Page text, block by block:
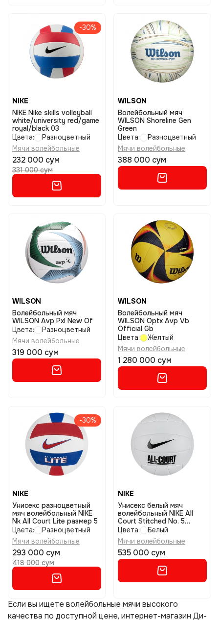
-30%
NIKE
NIKE Nike skills volleyball
white/university red/game
royal/black 03
Цвета:
Разноцветный
Мячи волейбольные
232 000 сум
331 000 сум
WILSON
Волейбольный мяч
WILSON Shoreline Gen
Green
Цвета:
Разноцветный
Мячи волейбольные
388 000 сум
WILSON
Волейбольный мяч
WILSON Avp Pxl New Of
Цвета:
Разноцветный
Мячи волейбольные
319 000 сум
WILSON
Волейбольный мяч
WILSON Optx Avp Vb
Official Gb
Цвета:
Желтый
Мячи волейбольные
1 280 000 сум
-30%
NIKE
Унисекс разноцветный
мяч волейбольный NIKE
Nk All Court Lite размер 5
Цвета:
Разноцветный
Мячи волейбольные
293 000 сум
418 000 сум
NIKE
Унисекс белый мяч
волейбольный NIKE All
Court Stitched No. 5
размер 5
Цвета:
Белый
Мячи волейбольные
535 000 сум
Если вы ищете волейбольные мячи высокого
качества по доступной цене, интернет-магазин Ди-